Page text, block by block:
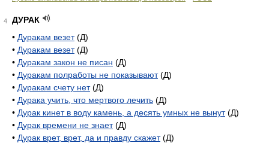
4
ДУРАК
• Дуракам везет(Д)
• Дуракам везет(Д)
• Дуракам закон не писан (Д)
• Дуракам полработы не показывают(Д)
• Дуракам счету нет(Д)
• Дурака учить, что мертвого лечить (Д)
• Дурак кинет в воду камень, а десять умных не вынут(Д)
• Дурак времени не знает(Д)
• Дурак врет, врет, да и правду скажет(Д)